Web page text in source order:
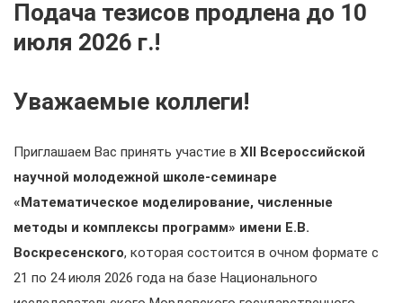
Подача тезисов продлена до 10
июля 2026 г.!
Уважаемые коллеги!
Приглашаем Вас принять участие в XII Всероссийской
научной молодежной школе-семинаре
«Математическое моделирование, численные
методы и комплексы программ» имени Е.В.
Воскресенского, которая состоится в очном формате с
21 по 24 июля 2026 года на базе Национального